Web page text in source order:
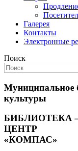
Галерея
Контакты
Электронные
Поиск
Муниципальное
культуры
БИБЛИОТЕКА
ЦЕНТР
«КОМПАС»